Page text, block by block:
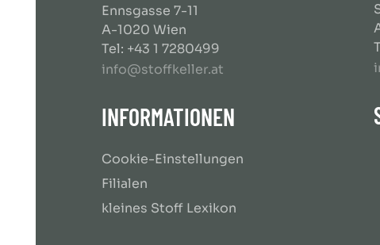
Ennsgasse 7-11
A-1020 Wien
Tel: +43 1 7280499
info@stoffkeller.at
INFORMATIONEN
Cookie-Einstellungen
Filialen
kleines Stoff Lexikon